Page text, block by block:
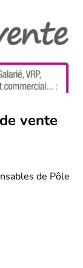
vente
de Pôle